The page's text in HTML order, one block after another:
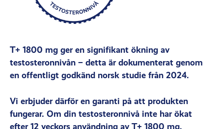
T+ 1800 mg ger en signifikant ökning av
testosteronnivån – detta är dokumenterat genom
en offentligt godkänd norsk studie från 2024.
Vi erbjuder därför en garanti på att produkten
fungerar. Om din testosteronnivå inte har ökat
efter 12 veckors användning av T+ 1800 mg,